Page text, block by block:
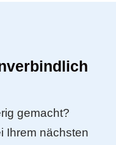
gemacht?
Ihrem nächsten